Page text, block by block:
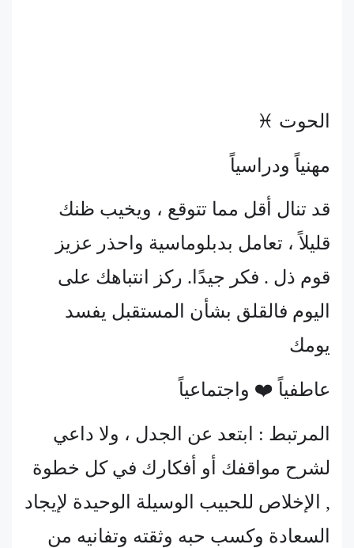
الحوت ♓
مهنياً ودراسياً
قد تنال أقل مما تتوقع ، ويخيب ظنك
قليلاً ، تعامل بدبلوماسية واحذر عزيز
قوم ذل . فكر جيدًا. ركز انتباهك على
اليوم فالقلق بشأن المستقبل يفسد
يومك
عاطفياً ❤️ واجتماعياً
المرتبط : ابتعد عن الجدل ، ولا داعي
لشرح مواقفك أو أفكارك في كل خطوة
, الإخلاص للحبيب الوسيلة الوحيدة لإيجاد
السعادة وكسب حبه وثقته وتفانيه من